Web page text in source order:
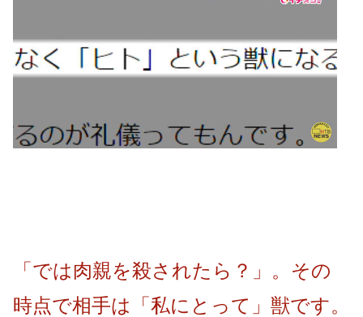
「では肉親を殺されたら？」。その
時点で相手は「私にとって」獣です。